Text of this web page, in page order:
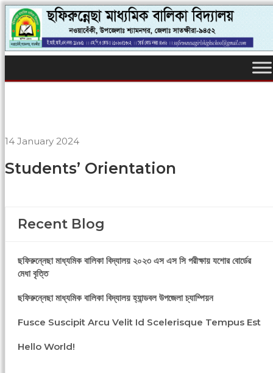
14 January 2024
Students’ Orientation
Recent Blog
ছফিরুন্নেছা মাধ্যমিক বালিকা বিদ্যালয় ২০২৩ এস এস সি পরীক্ষায় যশোর বোর্ডের
মেধা বৃত্তি
ছফিরুন্নেছা মাধ্যমিক বালিকা বিদ্যালয় হ্যান্ডবল উপজেলা চ্যাম্পিয়ন
Fusce Suscipit Arcu Velit Id Scelerisque Tempus Est
Hello World!